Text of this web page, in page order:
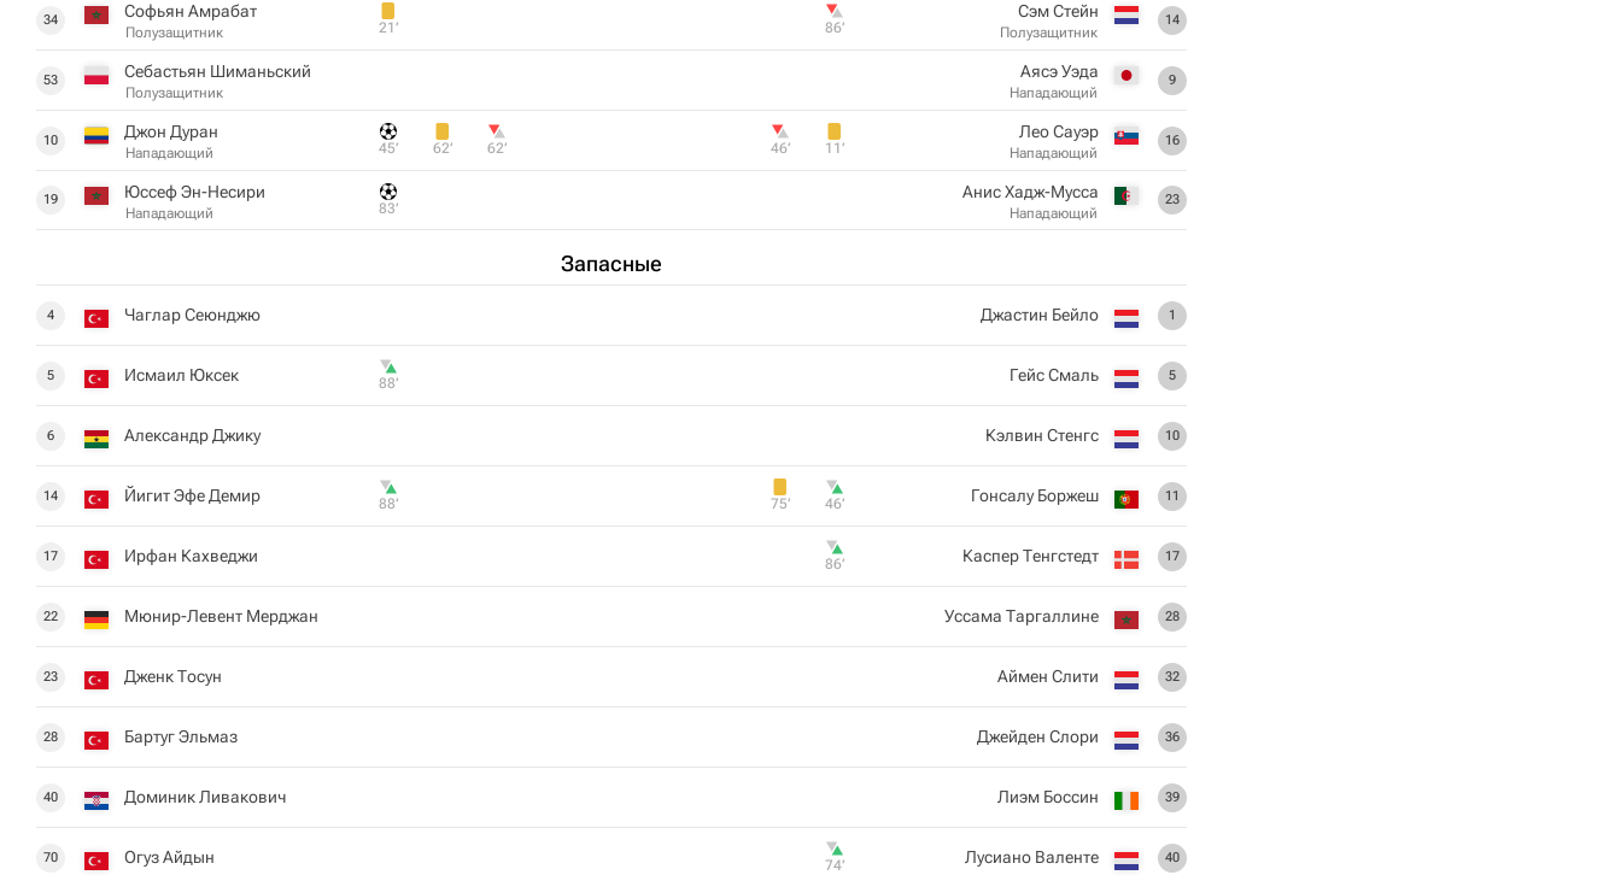
34 Софьян Амрабат
Полузащитник 21‎’‎
53 Себастьян Шиманьский
Полузащитник
10 Джон Дуран
Нападающий 45‎’‎ 62‎’‎ 62‎’‎
19 Юссеф Эн-Несири
Нападающий 83‎’‎
Запасные
4 Чаглар Сеюнджю
5 Исмаил Юксек 88‎’‎
6 Александр Джику
14 Йигит Эфе Демир 88‎’‎
17 Ирфан Кахведжи
22 Мюнир-Левент Мерджан
23 Дженк Тосун
28 Бартуг Эльмаз
40 Доминик Ливакович
70 Огуз Айдын
14
Сэм Стейн
Полузащитник
86‎’‎
9
Аясэ Уэда
Нападающий
16
Лео Сауэр
Нападающий
11‎’‎
46‎’‎
23
Анис Хадж-Мусса
Нападающий
1
Джастин Бейло
5
Гейс Смаль
10
Кэлвин Стенгс
11
Гонсалу Боржеш
46‎’‎
75‎’‎
17
Каспер Тенгстедт
86‎’‎
28
Уссама Таргаллине
32
Аймен Слити
36
Джейден Слори
39
Лиэм Боссин
40
Лусиано Валенте
74‎’‎